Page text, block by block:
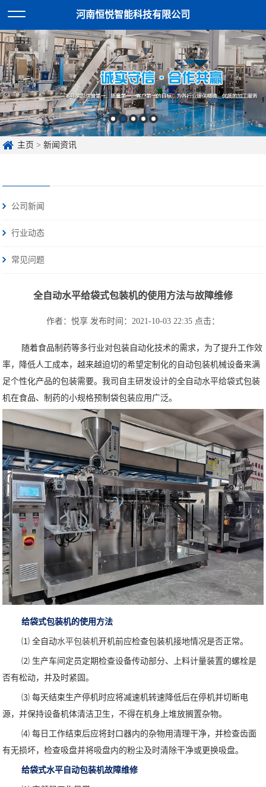
河南恒悦智能科技有限公司
主页 >新闻资讯
公司新闻
行业动态
常见问题
全自动水平给袋式包装机的使用方法与故障维修
作者：悦享 发布时间：2021-10-03 22:35 点击：
随着食品制药等多行业对包装自动化技术的需求，为了提升工作效
率，降低人工成本，越来越迫切的希望定制化的自动包装机械设备来满
足个性化产品的包装需要。我司自主研发设计的全自动水平给袋式包装
机在食品、制药的小规格预制袋包装应用广泛。
给袋式包装机的使用方法
⑴ 全自动水平包装机开机前应检查包装机接地情况是否正常。
⑵ 生产车间定员定期检查设备传动部分、上料计量装置的螺栓是
否有松动，并及时紧固。
⑶ 每天结束生产停机时应将减速机转速降低后在停机并切断电
源，并保持设备机体清洁卫生，不得在机身上堆放搁置杂物。
⑷ 每日工作结束后应将封口器内的杂物用清理干净，并检查齿面
有无损坏，检查吸盘并将吸盘内的粉尘及时清除干净或更换吸盘。
给袋式水平自动包装机故障维修